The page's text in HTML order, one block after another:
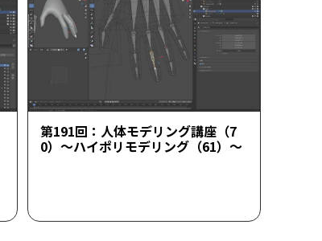
第191回：人体モデリング講座（7
0）～ハイポリモデリング（61）～